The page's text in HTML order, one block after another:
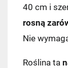
40 cm i
rosną
Nie
Roślina ta